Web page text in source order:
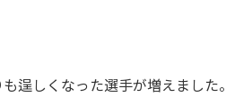
逞しくなった選手が増えました。